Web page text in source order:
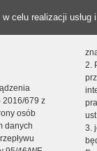
celu realizacji usług
2016/679 z
osób
danych
2.
3.